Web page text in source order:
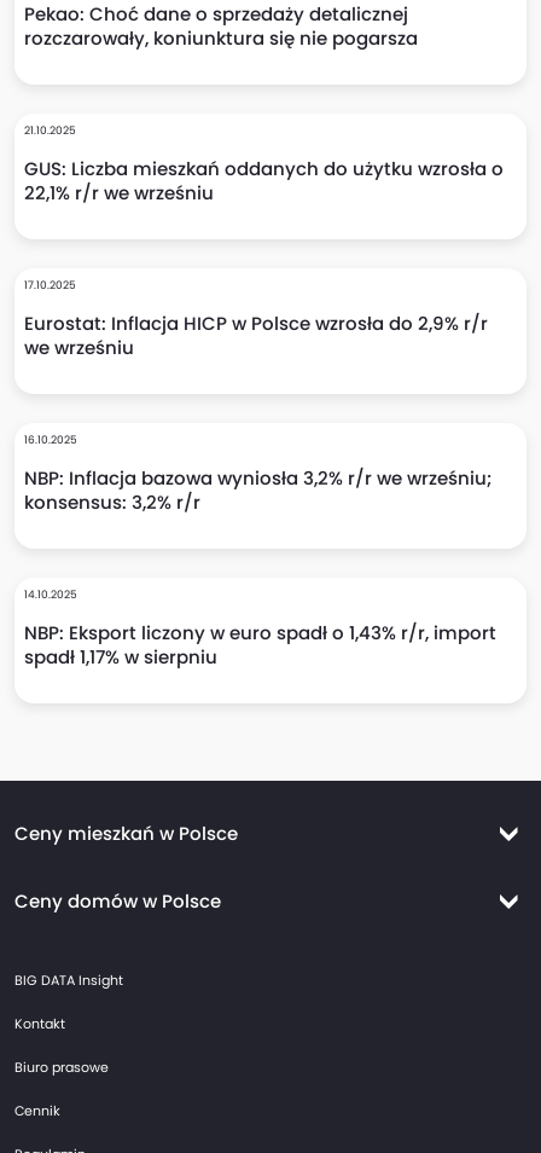
Pekao: Choć dane o sprzedaży detalicznej
rozczarowały, koniunktura się nie pogarsza
21.10.2025
GUS: Liczba mieszkań oddanych do użytku wzrosła o
22,1% r/r we wrześniu
17.10.2025
Eurostat: Inflacja HICP w Polsce wzrosła do 2,9% r/r
we wrześniu
16.10.2025
NBP: Inflacja bazowa wyniosła 3,2% r/r we wrześniu;
konsensus: 3,2% r/r
14.10.2025
NBP: Eksport liczony w euro spadł o 1,43% r/r, import
spadł 1,17% w sierpniu
Ceny mieszkań w Polsce
Ceny mieszkań Kraków
Ceny domów w Polsce
Ceny domów Kraków
Ceny domów Wrocław
Ceny domów Trójmiasto
Ceny domów Gdańsk
BIG DATA Insight
Kontakt
Biuro prasowe
Cennik